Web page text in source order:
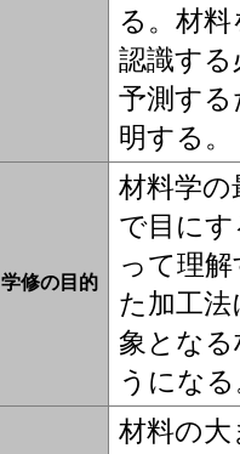
る。材
認識する
予測す
明する。
学修の目的
材料学
で目に
って理
た加工
象とな
うにな
材料の